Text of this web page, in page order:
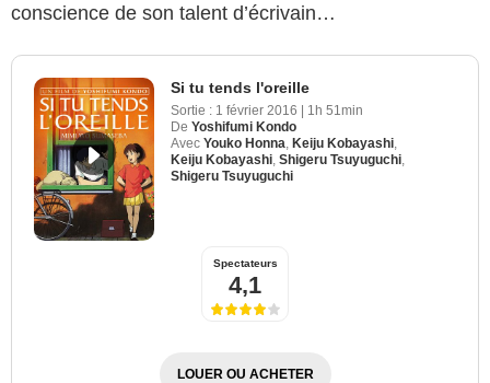
conscience de son talent d’écrivain…
Si tu tends l'oreille
Sortie : 1 février 2016 | 1h 51min
De Yoshifumi Kondo
Avec Youko Honna Keiju Kobayashi
Keiju Kobayashi Shigeru Tsuyuguchi
Shigeru Tsuyuguchi
Spectateurs
4,1
LOUER OU ACHETER